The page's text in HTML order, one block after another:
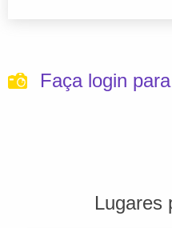
Faça login
Lugares